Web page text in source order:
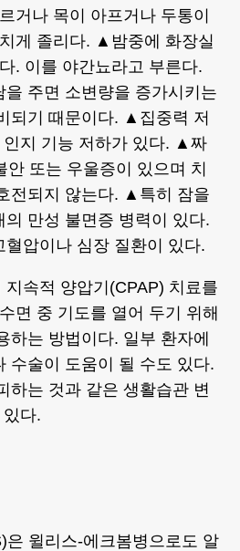
거나 목이 아프거나 두통이
게 졸리다. ▲밤중에 화장실
. 이를 야간뇨라고 부른다.
주면 소변량을 증가시키는
되기 때문이다. ▲집중력 저
인지 기능 저하가 있다. ▲짜
안 또는 우울증이 있으며 치
전되지 않는다. ▲특히 잠을
만성 불면증 병력이 있다.
압이나 심장 질환이 있다.
속적 양압기(CPAP) 치료를
면 중 기도를 열어 두기 위해
하는 방법이다. 일부 환자에
수술이 도움이 될 수도 있다.
하는 것과 같은 생활습관 변
다.
은 윌리스-에크봄병으로도 알